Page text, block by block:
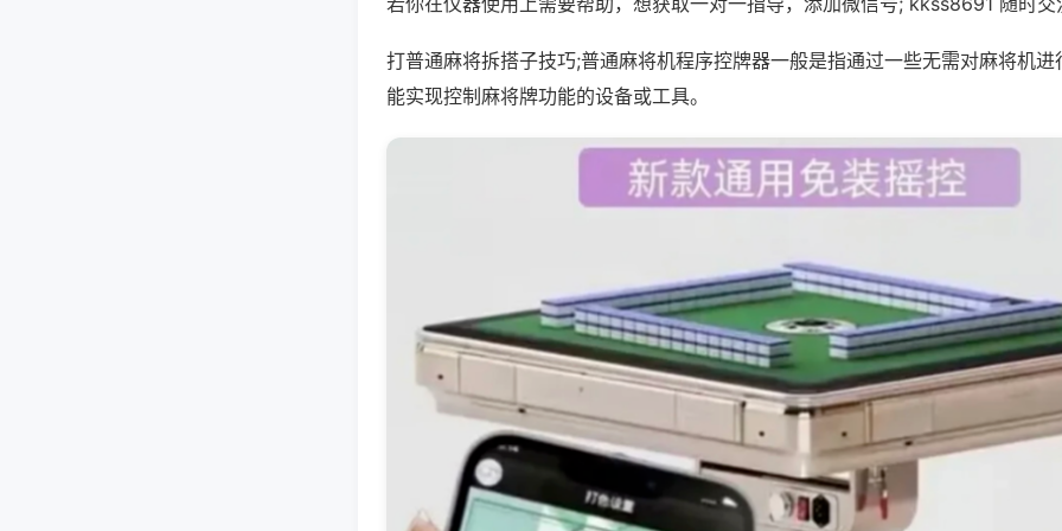
打普通麻将拆搭子技巧;普通麻将机程序控牌器一般是指通过一些无需对麻将机
能实现控制麻将牌功能的设备或工具。